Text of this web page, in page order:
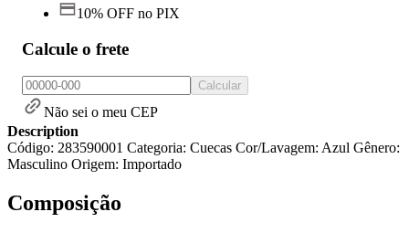
10% OFF no PIX
Calcule o frete
Calcular
Não sei o meu CEP
Description
Código: 283590001 Categoria: Cuecas Cor/Lavagem: Azul Gênero:
Masculino Origem: Importado
Composição